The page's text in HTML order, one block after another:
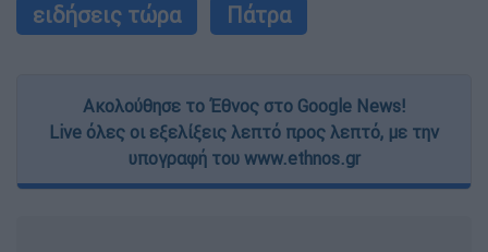
ειδήσεις τώρα Πάτρα
Ακολούθησε το Έθνος στο Google News!
Live όλες οι εξελίξεις λεπτό προς λεπτό, με την
υπογραφή του www.ethnos.gr